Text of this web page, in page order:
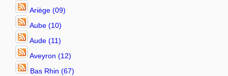
Ariège (09)
Aube (10)
Aude (11)
Aveyron (12)
Bas Rhin (67)